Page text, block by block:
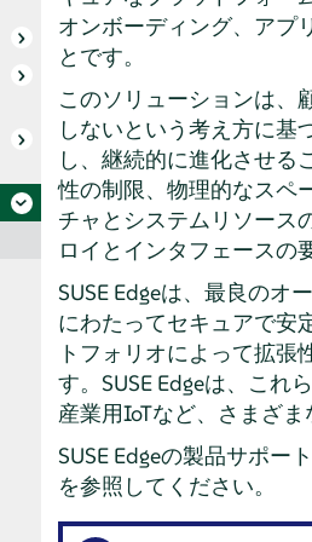
オンボーディング、アプ
とです。
このソリューションは、
しないという考え方に基
し、継続的に進化させる
性の制限、物理的なスペ
チャとシステムリソース
ロイとインタフェースの
SUSE Edgeは、最良のオ
にわたってセキュアで安
トフォリオによって拡
す。SUSE Edgeは、これ
産業用IoTなど、さまざ
SUSE Edgeの製品サポー
を参照してください。